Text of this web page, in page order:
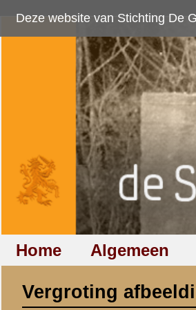
Deze website van Stichting De Greb gebruikt
Home Algemeen Grebbeberg
Vergroting afbeelding